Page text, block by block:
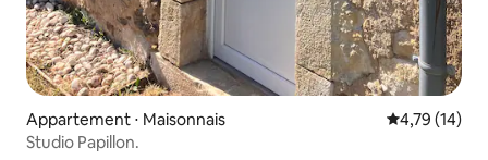
Appartement ⋅ Maisonnais Évaluation
4,79 (14)
Studio Papillon.